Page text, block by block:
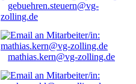
gebuehren.steuern@vg-
zolling.de
mathias.kern@vg-zolling.de